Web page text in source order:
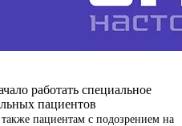
работать специальное
пациентов
пациентам с подозрением на